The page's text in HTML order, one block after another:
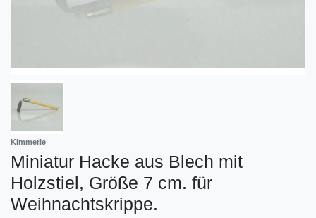
Kimmerle
Miniatur Hacke aus Blech mit
Holzstiel, Größe 7 cm. für
Weihnachtskrippe.